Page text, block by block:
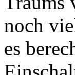
noch
es